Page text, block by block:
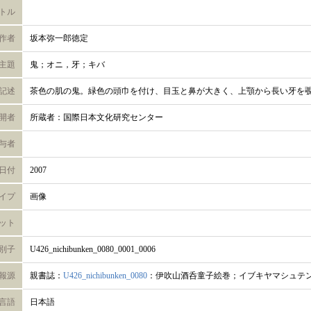
ル
者 坂本弥一郎徳定
題 鬼；オニ，牙；キバ
述 茶色の肌の鬼。緑色の頭巾を付け、目玉と鼻が大きく、上顎から長い牙を
者 所蔵者：国際日本文化研究センター
者
付 2007
プ 画像
ト
子 U426_nichibunken_0080_0001_0006
源 親書誌： U426_nichibunken_0080 ：伊吹山酒呑童子絵巻；イブキヤマシュテ
語 日本語